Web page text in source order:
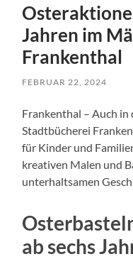
Jahren im
Frankenthal
FEBRUAR 22, 2024
Frankenthal – Auch in
Stadtbücherei
für Kinder und
kreativen Malen und
unterhaltsamen
ab sechs